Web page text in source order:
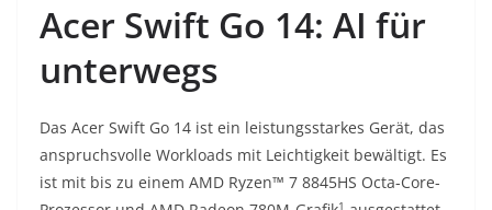
Acer Swift Go 14: AI für
unterwegs
Das Acer Swift Go 14 ist ein leistungsstarkes Gerät, das
anspruchsvolle Workloads mit Leichtigkeit bewältigt. Es
ist mit bis zu einem AMD Ryzen™ 7 8845HS Octa-Core-
1